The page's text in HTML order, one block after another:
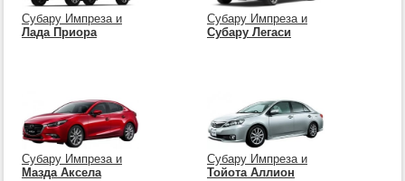
Субару Импреза и
Лада Приора
Субару Импреза и
Субару Легаси
Субару Импреза и
Мазда Аксела
Субару Импреза и
Тойота Аллион